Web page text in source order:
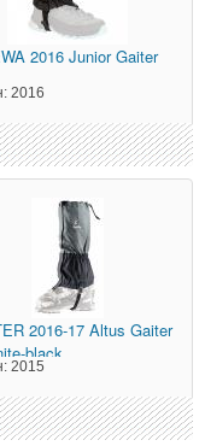
2016 Junior Gaiter
2016
2016-17 Altus Gaiter
black
2015